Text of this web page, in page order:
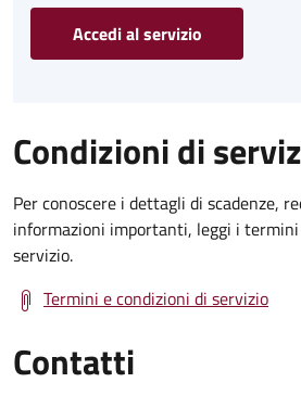
Accedi al servizio
Condizioni di
Per conoscere i dettagli di scadenze,
informazioni importanti, leggi i
servizio.
Termini e condizioni di servizio
Contatti